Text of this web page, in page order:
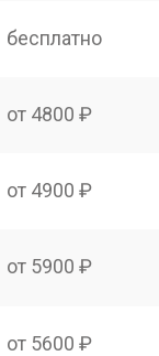
бесплатно
от 4800 ₽
от 4900 ₽
от 5900 ₽
от 5600 ₽